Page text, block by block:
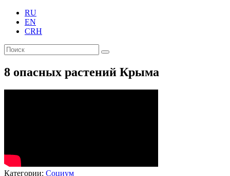
RU
EN
CRH
8 опасных растений Крыма
Категории: Социум